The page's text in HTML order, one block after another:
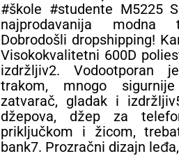
#škole #studente M5225
najprodavanija
Dobrodošli dropshipping!
Visokokvalitetni 600D
izdržljiv2. Vodootporan
trakom, mnogo
zatvarač, gladak i
džepova, džep za
priključkom i žicom,
bank7. Prozračni dizajn leđa,